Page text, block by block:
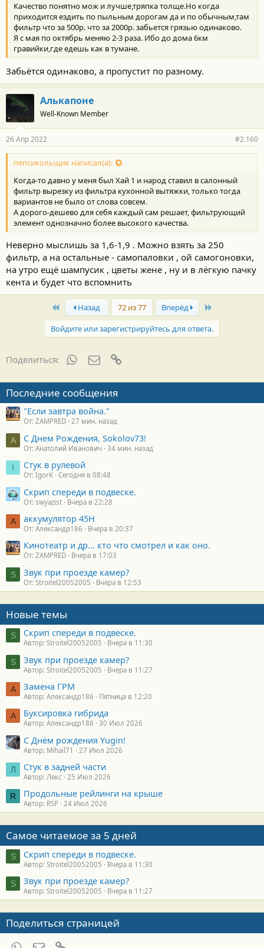
Качество понятно мож и лучше,тряпка толще.Но когда
приходится ездить по пыльным дорогам да и по обычным,там
фильтр что за 500р. что за 2000р. забьется грязью одинаково.
Я с мая по октябрь меняю 2-3 раза. Ибо до дома 6км
гравийки,где едешь как в тумане.
Забьётся одинаково, а пропустит по разному.
Алькапоне
Well-Known Member
26 Апр 2022 #2.160
пепсикольщик написал(а):
Когда-то давно у меня был Хай 1 и народ ставил в салонный
фильтр вырезку из фильтра кухонной вытяжки, только тогда
вариантов не было от слова совсем.
А дорого-дешево для себя каждый сам решает, фильтрующий
элемент однозначно более высокого качества.
Неверно мыслишь за 1,6-1,9 . Можно взять за 250
фильтр, а на остальные - самопаловки , ой самогоновки,
на утро ещё шампусик , цветы жене , ну и в лёгкую пачку
кента и будет что вспомнить
First Назад 72 из 77 Вперёд
Войдите или зарегистрируйтесь для ответа.
Поделиться: WhatsAppЭлектронная почта
Последние сообщения
"Если завтра война."
От: ZAMPRED 27 мин. назад
А С Днем Рождения, Sokolov73!
От: Анатолий Иванович 34 мин. назад
I Стук в рулевой
От: IgorK Сегодня в 08:48
Скрип спереди в подвеске.
От: swyazist Вчера в 22:28
А аккумулятор 45H
От: Александр186 Вчера в 20:37
Кинотеатр и др... кто что смотрел и как оно.
От: ZAMPRED Вчера в 17:03
S Звук при проезде камер?
От: Stroitel20052005 Вчера в 12:53
Новые темы
S Скрип спереди в подвеске.
Автор: Stroitel20052005 Вчера в 11:30
S Звук при проезде камер?
Автор: Stroitel20052005 Вчера в 11:27
А Замена ГРМ
Автор: Александр186 Пятница в 12:20
А Буксировка гибрида
Автор: Александр186 30 Июл 2026
С Днём рождения Yugin!
Автор: Mihail71 27 Июл 2026
Л Стук в задней части
Автор: Лекс 25 Июл 2026
R Продольные рейлинги на крыше
Автор: RSP 24 Июл 2026
Самое читаемое за 5 дней
S Скрип спереди в подвеске.
Автор: Stroitel20052005 Вчера в 11:30
S Звук при проезде камер?
Автор: Stroitel20052005 Вчера в 11:27
Поделиться страницей